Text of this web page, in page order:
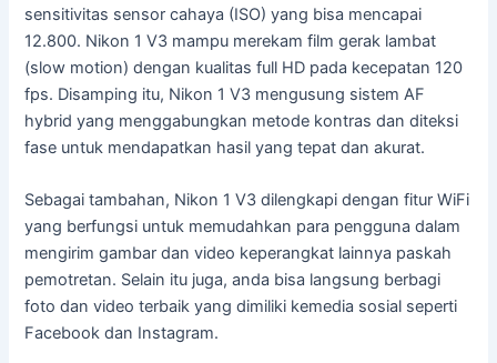
sensitivitas sensor cahaya (ISO) yang bisa mencapai
12.800. Nikon 1 V3 mampu merekam film gerak lambat
(slow motion) dengan kualitas full HD pada kecepatan 120
fps. Disamping itu, Nikon 1 V3 mengusung sistem AF
hybrid yang menggabungkan metode kontras dan diteksi
fase untuk mendapatkan hasil yang tepat dan akurat.
Sebagai tambahan, Nikon 1 V3 dilengkapi dengan fitur WiFi
yang berfungsi untuk memudahkan para pengguna dalam
mengirim gambar dan video keperangkat lainnya paskah
pemotretan. Selain itu juga, anda bisa langsung berbagi
foto dan video terbaik yang dimiliki kemedia sosial seperti
Facebook dan Instagram.